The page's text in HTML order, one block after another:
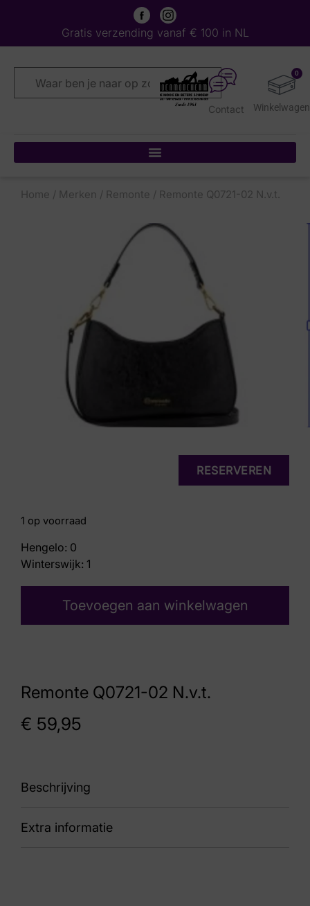
Gratis verzending vanaf € 100 in NL
0
Contact
Home / Merken / Remonte / Remonte Q0721-02 N.v.t.
Remonte Q0721-02 N.v.t.
€ 59,95
RESERVEREN
1 op voorraad
Hengelo: 0
Winterswijk: 1
Toevoegen aan winkelwagen
Beschrijving
90 Q0721-02
Extra informatie